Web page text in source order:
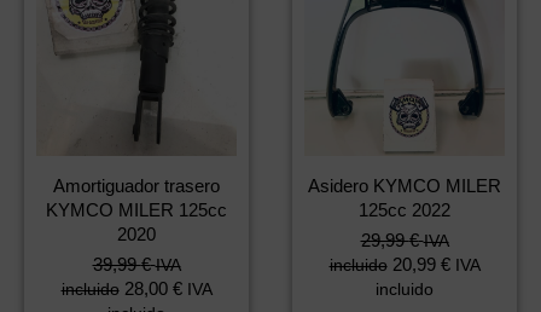
Amortiguador trasero
KYMCO MILER 125cc
2020
39,99€ IVA
incluido 28,00 € IVA
Asidero KYMCO MILER
125cc 2022
29,99€ IVA
incluido 20,99 € IVA
incluido